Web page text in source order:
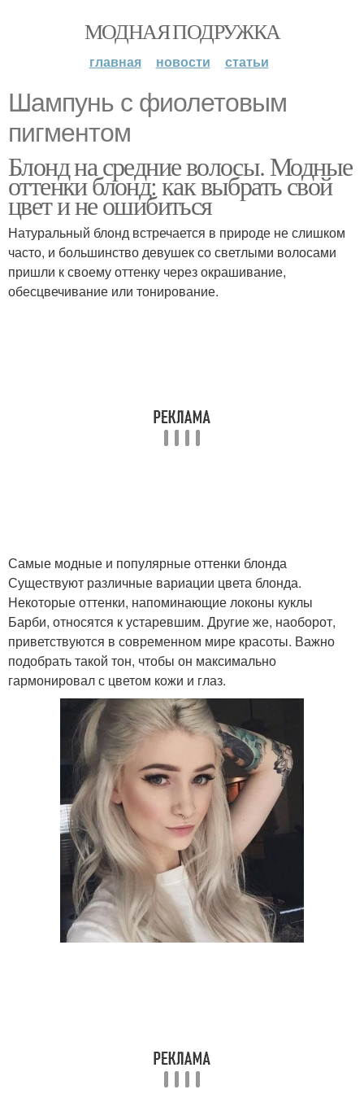
МОДНАЯ ПОДРУЖКА
главная новости статьи
Шампунь с фиолетовым
пигментом
Блонд на средние волосы. Модные
оттенки блонд: как выбрать свой
цвет и не ошибиться
Натуральный блонд встречается в природе не слишком
часто, и большинство девушек со светлыми волосами
пришли к своему оттенку через окрашивание,
обесцвечивание или тонирование.
Самые модные и популярные оттенки блонда
Существуют различные вариации цвета блонда.
Некоторые оттенки, напоминающие локоны куклы
Барби, относятся к устаревшим. Другие же, наоборот,
приветствуются в современном мире красоты. Важно
подобрать такой тон, чтобы он максимально
гармонировал с цветом кожи и глаз.